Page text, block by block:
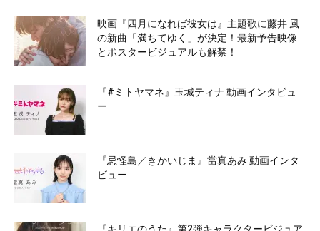
映画『四月になれば彼女は』主題歌に藤井 風
の新曲「満ちてゆく」が決定！最新予告映像
とポスタービジュアルも解禁！
『#ミトヤマネ』玉城ティナ 動画インタビュ
ー
『忌怪島／きかいじま』當真あみ 動画インタ
ビュー